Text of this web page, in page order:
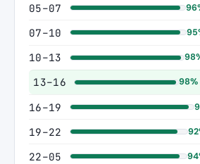
05–07
07–10
10–13
13–16 98%
16–19
19–22
22–05